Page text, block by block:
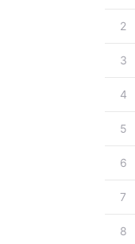
2
3
4
5
6
7
8